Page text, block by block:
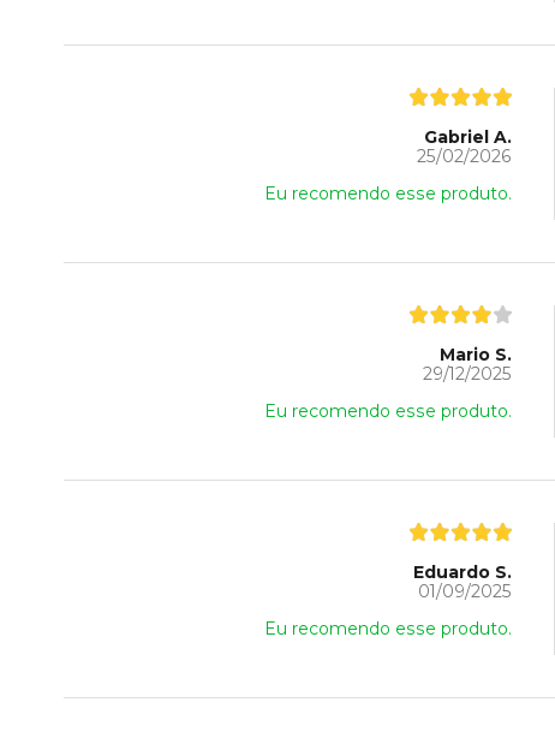
Gabriel A.
25/02/2026
Eu recomendo esse produto.
Mario S.
29/12/2025
Eu recomendo esse produto.
Eduardo S.
01/09/2025
Eu recomendo esse produto.